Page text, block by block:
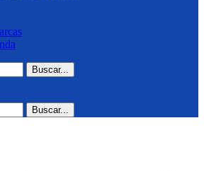
Buscar...
Buscar...